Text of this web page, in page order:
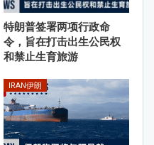
特朗普签署两项行政命
令，旨在打击出生公民权
和禁止生育旅游
IRAN伊朗